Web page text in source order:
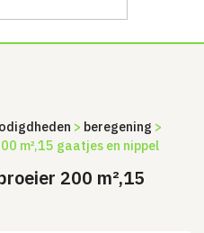
> beregening >
m²,15 gaatjes en nippel
200 m²,15